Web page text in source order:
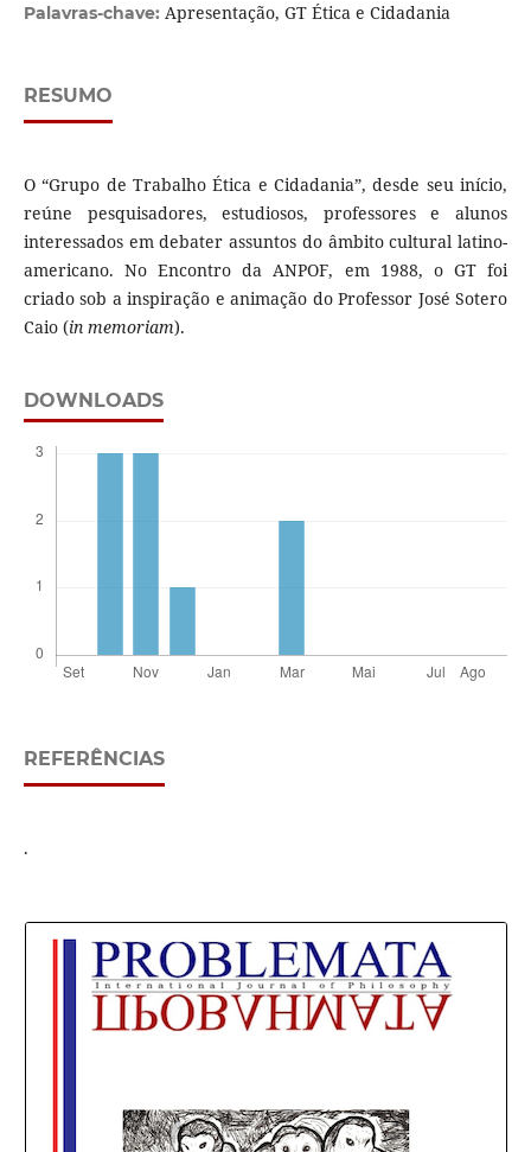
Palavras-chave: Apresentação, GT Ética e Cidadania
RESUMO
O “Grupo de Trabalho Ética e Cidadania”, desde seu início,
reúne pesquisadores, estudiosos, professores e alunos
interessados em debater assuntos do âmbito cultural latino-
americano. No Encontro da ANPOF, em 1988, o GT foi
criado sob a inspiração e animação do Professor José Sotero
Caio (in memoriam).
DOWNLOADS
REFERÊNCIAS
.